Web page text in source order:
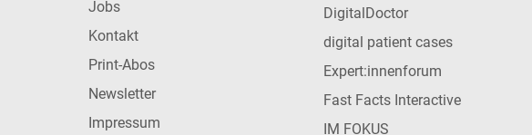
Jobs
Kontakt
Print-Abos
Newsletter
Impressum
DigitalDoctor
digital patient cases
Expert:innenforum
Fast Facts Interactive
IM FOKUS